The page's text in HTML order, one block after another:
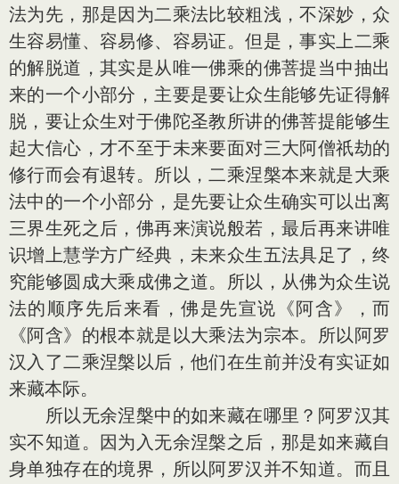
法为先，那是因为二乘法比较粗浅，不深妙，众
生容易懂、容易修、容易证。但是，事实上二乘
的解脱道，其实是从唯一佛乘的佛菩提当中抽出
来的一个小部分，主要是要让众生能够先证得解
脱，要让众生对于佛陀圣教所讲的佛菩提能够生
起大信心，才不至于未来要面对三大阿僧祇劫的
修行而会有退转。所以，二乘涅槃本来就是大乘
法中的一个小部分，是先要让众生确实可以出离
三界生死之后，佛再来演说般若，最后再来讲唯
识增上慧学方广经典，未来众生五法具足了，终
究能够圆成大乘成佛之道。所以，从佛为众生说
法的顺序先后来看，佛是先宣说《阿含》，而
《阿含》的根本就是以大乘法为宗本。所以阿罗
汉入了二乘涅槃以后，他们在生前并没有实证如
来藏本际。
所以无余涅槃中的如来藏在哪里？阿罗汉其
实不知道。因为入无余涅槃之后，那是如来藏自
身单独存在的境界，所以阿罗汉并不知道。而且